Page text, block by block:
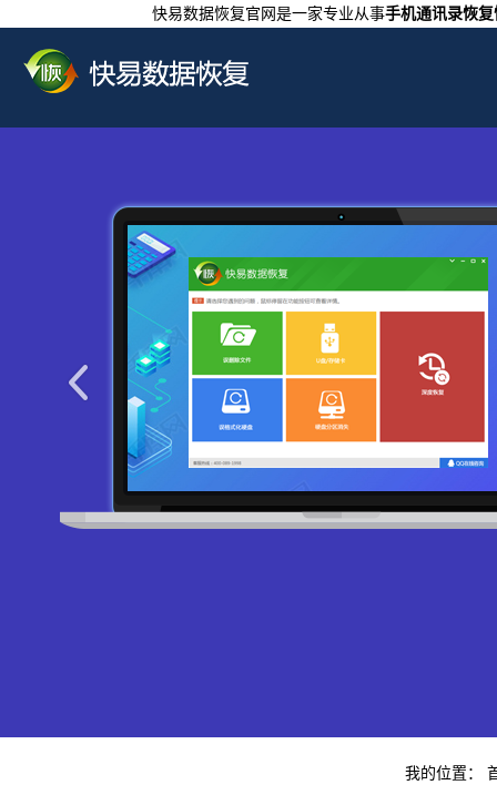
快易数据恢复官网是一家专业从事手机通讯录恢
我的位置：